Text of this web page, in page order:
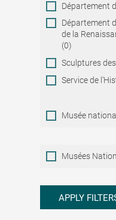
Département
Département
de la
(0)
Sculptures
Service de
Musée
Musées
Nationaux
Musées
APPLY